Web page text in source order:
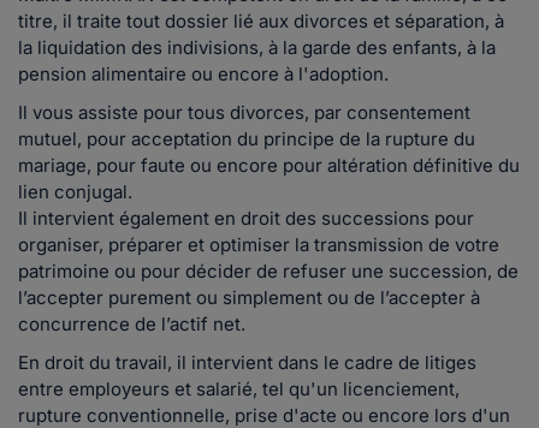
titre, il traite tout dossier lié aux divorces et séparation, à
la liquidation des indivisions, à la garde des enfants, à la
pension alimentaire ou encore à l'adoption.
Il vous assiste pour tous divorces, par consentement
mutuel, pour acceptation du principe de la rupture du
mariage, pour faute ou encore pour altération définitive du
lien conjugal.
Il intervient également en droit des successions pour
organiser, préparer et optimiser la transmission de votre
patrimoine ou pour décider de refuser une succession, de
l’accepter purement ou simplement ou de l’accepter à
concurrence de l’actif net.
En droit du travail, il intervient dans le cadre de litiges
entre employeurs et salarié, tel qu'un licenciement,
rupture conventionnelle, prise d'acte ou encore lors d'un